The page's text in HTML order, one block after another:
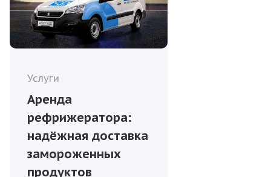
Услуги
Аренда
рефрижератора:
надёжная доставка
замороженных
продуктов